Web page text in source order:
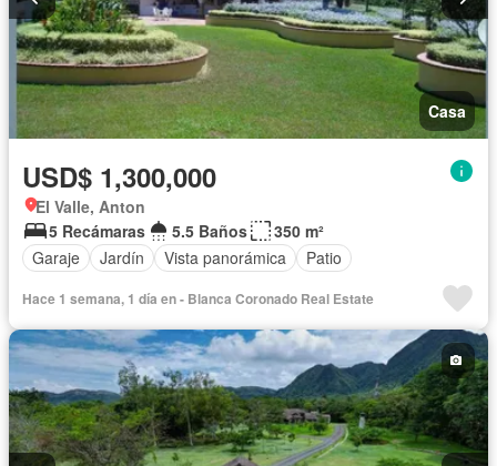
Casa
USD$ 1,300,000
El Valle, Anton
5 Recámaras
5.5 Baños
350 m²
Garaje
Jardín Vista panorámica Patio
Hace 1 semana, 1 día en - Blanca Coronado Real Estate